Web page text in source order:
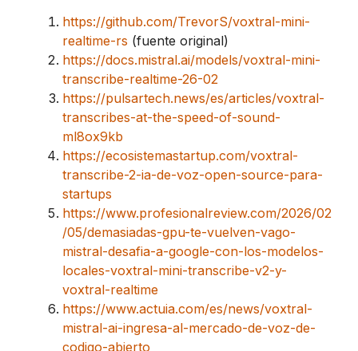
https://github.com/TrevorS/voxtral-mini-
realtime-rs (fuente original)
https://docs.mistral.ai/models/voxtral-mini-
transcribe-realtime-26-02
https://pulsartech.news/es/articles/voxtral-
transcribes-at-the-speed-of-sound-
ml8ox9kb
https://ecosistemastartup.com/voxtral-
transcribe-2-ia-de-voz-open-source-para-
startups
https://www.profesionalreview.com/2026/02
/05/demasiadas-gpu-te-vuelven-vago-
mistral-desafia-a-google-con-los-modelos-
locales-voxtral-mini-transcribe-v2-y-
voxtral-realtime
https://www.actuia.com/es/news/voxtral-
mistral-ai-ingresa-al-mercado-de-voz-de-
codigo-abierto